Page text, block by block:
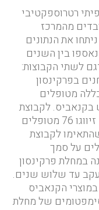
רטרוספקטיבי
מהמרכז
את הנתונים
בין השנים
המדגם לשתי הקבוצות:
בפרקינסון
מטופלים
בקנאביס. לקבוצת
הטיפול נבחרו 76 מטופלים. החוקרים זיווגו 76 מטופלים
לקבוצת
של 2,813 מטופלים על סמך
במחלת פרקינסון
עד שלוש שנים.
הקנאביס
של מחלת